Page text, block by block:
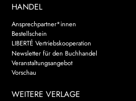
HANDEL
Ansprechpartner*innen
Bestellschein
LIBERTÉ Vertriebskooperation
Newsletter für den Buchhandel
Veranstaltungsangebot
Vorschau
WEITERE VERLAGE